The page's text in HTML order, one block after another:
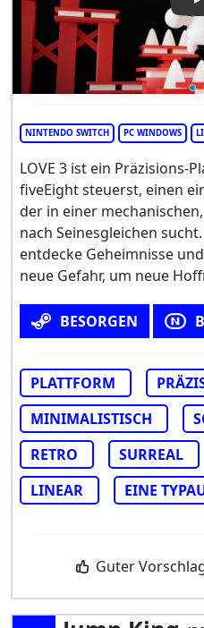
NINTENDO SWITCH PC WINDOWS
LOVE 3 ist ein Präzisions-
fiveEight steuerst, einen
der in einer
nach Seinesgleichen
entdecke Geheimnisse
neue Gefahr, um neue
BESORGEN
PLATTFORM
MINIMALISTISCH
RETRO
SURREAL
LINEAR
EINE
Guter